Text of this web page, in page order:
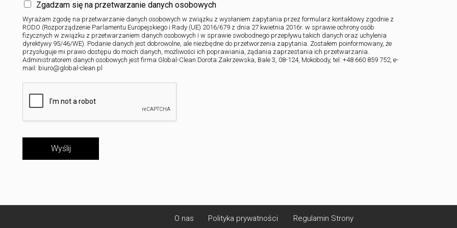
Zgadzam się na przetwarzanie danych osobowych
Wyrażam zgodę na przetwarzanie danych osobowych w związku z wysłaniem zapytania przez formularz kontaktowy zgodnie z
RODO (Rozporządzenie Parlamentu Europejskiego i Rady (UE) 2016/679 z dnia 27 kwietnia 2016r. w sprawie ochrony osób
fizycznych w związku z przetwarzaniem danych osobowych i w sprawie swobodnego przepływu takich danych oraz uchylenia
dyrektywy 95/46/WE). Podanie danych jest dobrowolne, ale niezbędne do przetworzenia zapytania. Zostałem poinformowany, że
przysługuje mi prawo dostępu do moich danych, możliwości ich poprawiania, żądania zaprzestania ich przetwarzania.
Administratorem danych osobowych jest firma Global-Clean Dorota Zakrzewska, Bale 3, 08-124, Mokobody, tel: +48 660 859 752, e-
mail: biuro@global-clean.pl
Wyślij
O nas Polityka prywatności Regulamin Strony